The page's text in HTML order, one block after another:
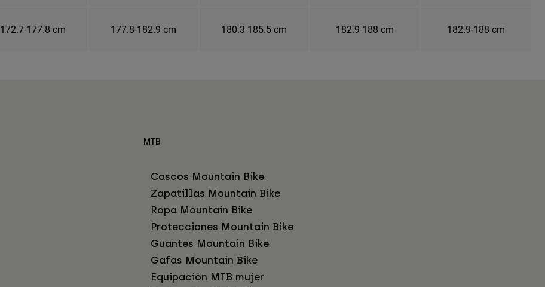
172.7-177.8 cm 177.8-182.9 cm 180.3-185.5 cm 182.9-188 cm 182.9-188 cm
MTB
Cascos Mountain Bike
Zapatillas Mountain Bike
Ropa Mountain Bike
Protecciones Mountain Bike
Guantes Mountain Bike
Gafas Mountain Bike
Equipación MTB mujer